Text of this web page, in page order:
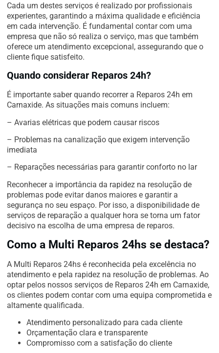
Cada um destes serviços é realizado por profissionais
experientes, garantindo a máxima qualidade e eficiência
em cada intervenção. É fundamental contar com uma
empresa que não só realiza o serviço, mas que também
oferece um atendimento excepcional, assegurando que o
cliente fique satisfeito.
Quando considerar Reparos 24h?
É importante saber quando recorrer a Reparos 24h em
Carnaxide. As situações mais comuns incluem:
– Avarias elétricas que podem causar riscos
– Problemas na canalização que exigem intervenção
imediata
– Reparações necessárias para garantir conforto no lar
Reconhecer a importância da rapidez na resolução de
problemas pode evitar danos maiores e garantir a
segurança no seu espaço. Por isso, a disponibilidade de
serviços de reparação a qualquer hora se torna um fator
decisivo na escolha de uma empresa de reparos.
Como a Multi Reparos 24hs se destaca?
A Multi Reparos 24hs é reconhecida pela excelência no
atendimento e pela rapidez na resolução de problemas. Ao
optar pelos nossos serviços de Reparos 24h em Carnaxide,
os clientes podem contar com uma equipa comprometida e
altamente qualificada.
Atendimento personalizado para cada cliente
Orçamentação clara e transparente
Compromisso com a satisfação do cliente